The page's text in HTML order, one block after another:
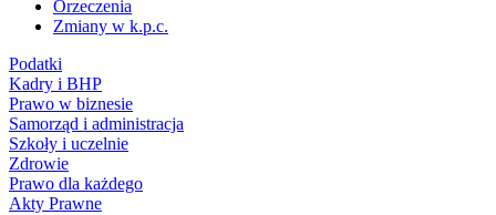
Orzeczenia
Zmiany w k.p.c.
Podatki
Kadry i BHP
Prawo w biznesie
Samorząd i administracja
Szkoły i uczelnie
Zdrowie
Prawo dla każdego
Akty Prawne